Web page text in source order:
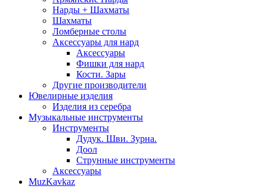
Нарды + Шахматы
Шахматы
Ломберные столы
Аксессуары для нард
Аксессуары
Фишки для нард
Кости. Зары
Другие производители
Ювелирные изделия
Изделия из серебра
Музыкальные инструменты
Инструменты
Дудук. Шви. Зурна.
Доол
Струнные инструменты
Аксессуары
MuzKavkaz